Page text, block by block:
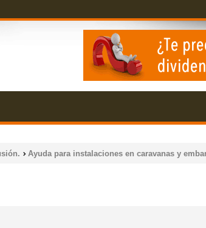
Ayuda para instalaciones en caravanas y